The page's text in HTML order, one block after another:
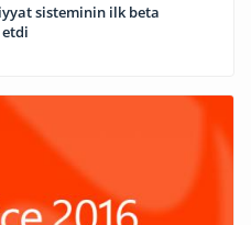
sisteminin ilk beta